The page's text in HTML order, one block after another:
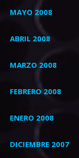
MAYO 2008
ABRIL 2008
MARZO 2008
FEBRERO 2008
ENERO 2008
DICIEMBRE 2007